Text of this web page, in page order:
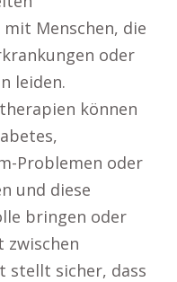
Menschen, die
oder
leiden.
können
Problemen oder
und diese
bringen oder
zwischen
stellt sicher, dass